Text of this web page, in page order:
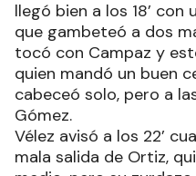
llegó bien a los 18’
que gambeteó a dos
tocó con Campaz y
quien mandó un buen
cabeceó solo, pero a
Gómez.
Vélez avisó a los 22’
mala salida de Ortiz,